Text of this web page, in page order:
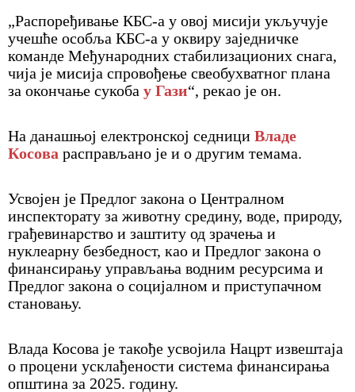
„Распоређивање КБС-а у овој мисији укључује
учешће особља КБС-а у оквиру заједничке
команде Међународних стабилизационих снага,
чија је мисија спровођење свеобухватног плана
за окончање сукоба у Гази“, рекао је он.
На данашњој електронској седници Владе
Косова расправљано је и о другим темама.
Усвојен је Предлог закона о Централном
инспекторату за животну средину, воде, природу,
грађевинарство и заштиту од зрачења и
нуклеарну безбедност, као и Предлог закона о
финансирању управљања водним ресурсима и
Предлог закона о социјалном и приступачном
становању.
Влада Косова је такође усвојила Нацрт извештаја
о процени усклађености система финансирања
општина за 2025. годину.